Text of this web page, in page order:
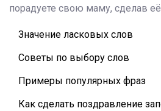
порадуете свою маму, сделав
Значение ласковых слов
Советы по выбору слов
Примеры популярных фраз
Как сделать поздравление